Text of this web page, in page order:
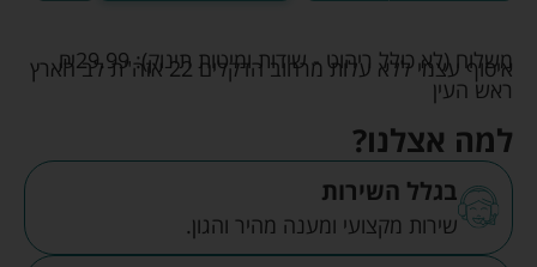
משלוח (לא כולל ריהוט - שידות ומיטות תינוק): ₪29.99
איסוף עצמי ללא עלות מרחוב הדקלים 22 אזה"ת לב הארץ
ראש העין
למה אצלנו?
בגלל השירות
שירות מקצועי ומענה מהיר והגון.